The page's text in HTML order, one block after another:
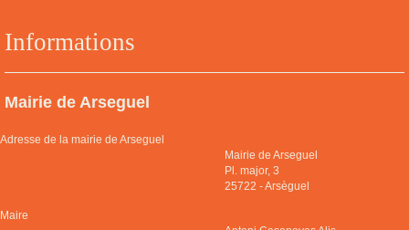
Informations
Mairie de Arseguel
Adresse de la mairie de Arseguel
Mairie de Arseguel
Pl. major, 3
25722 -Arsèguel
Maire